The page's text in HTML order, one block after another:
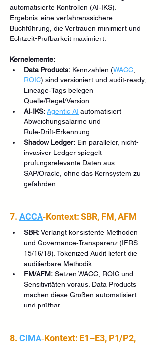
automatisierte Kontrollen (AI‑IKS).
Ergebnis: eine verfahrenssichere
Buchführung, die Vertrauen minimiert und
Echtzeit-Prüfbarkeit maximiert.
Kernelemente:
Data Products: Kennzahlen (WACC
ROIC) sind versioniert und audit‑ready;
Lineage‑Tags belegen
Quelle/Regel/Version.
AI‑IKS:Agentic AI automatisiert
Abweichungsalarme und
Rule‑Drift‑Erkennung.
Shadow Ledger: Ein paralleler, nicht-
invasiver Ledger spiegelt
prüfungsrelevante Daten aus
SAP/Oracle, ohne das Kernsystem zu
gefährden.
7. ACCA‑Kontext: SBR, FM, AFM
SBR: Verlangt konsistente Methoden
und Governance‑Transparenz (IFRS
15/16/18). Tokenized Audit liefert die
auditierbare Methodik.
FM/AFM: Setzen WACC, ROIC und
Sensitivitäten voraus. Data Products
machen diese Größen automatisiert
und prüfbar.
8. CIMA‑Kontext: E1–E3, P1/P2,